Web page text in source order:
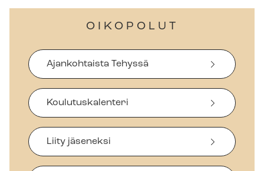
OIKOPOLUT
Ajankohtaista Tehyssä
Koulutuskalenteri
Liity jäseneksi